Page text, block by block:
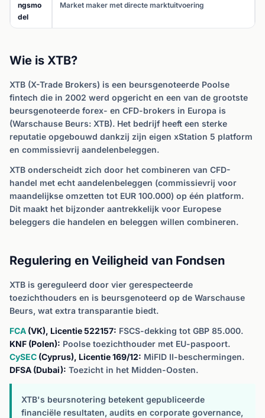
ngsmo
del
Market maker met directe marktuitvoering
Wie is XTB?
XTB (X-Trade Brokers) is een beursgenoteerde Poolse
fintech die in 2002 werd opgericht en een van de grootste
beursgenoteerde forex- en CFD-brokers in Europa is
(Warschause Beurs: XTB). Het bedrijf heeft een sterke
reputatie opgebouwd dankzij zijn eigen xStation 5 platform
en commissievrij aandelenbeleggen.
XTB onderscheidt zich door het combineren van CFD-
handel met echt aandelenbeleggen (commissievrij voor
maandelijkse omzetten tot EUR 100.000) op één platform.
Dit maakt het bijzonder aantrekkelijk voor Europese
beleggers die handelen en beleggen willen combineren.
Regulering en Veiligheid van Fondsen
XTB is gereguleerd door vier gerespecteerde
toezichthouders en is beursgenoteerd op de Warschause
Beurs, wat extra transparantie biedt.
FCA (VK), Licentie 522157: FSCS-dekking tot GBP 85.000.
KNF (Polen): Poolse toezichthouder met EU-paspoort.
CySEC (Cyprus), Licentie 169/12: MiFID II-beschermingen.
DFSA (Dubai): Toezicht in het Midden-Oosten.
XTB's beursnotering betekent gepubliceerde
financiële resultaten, audits en corporate governance,